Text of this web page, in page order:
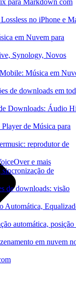
para Markdown com
no iPhone e
em Nuvem para
Synology, Novos
Música em
de downloads em
Downloads: Áudio
de Música para
reprodutor de
e mais
de
de downloads: visão
Automática,
automática, posição
em nuvem